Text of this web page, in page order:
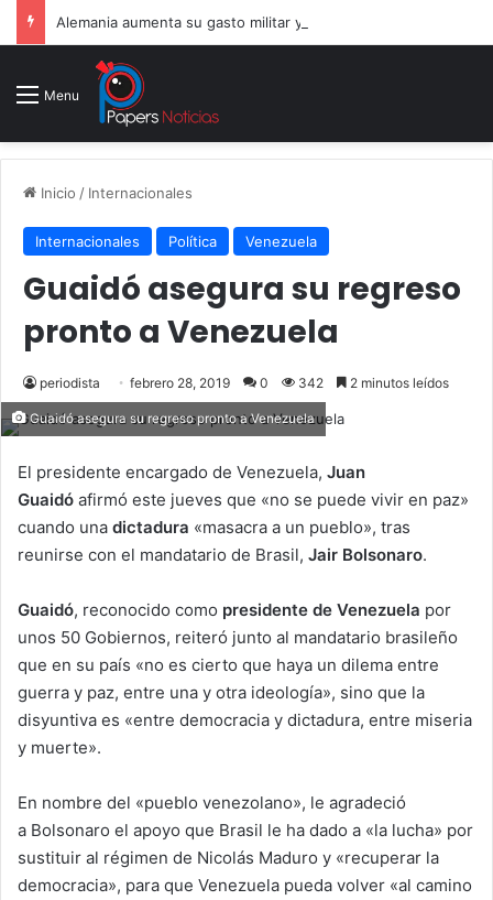
Menu
Inicio / Internacionales
Internacionales Política Venezuela
Guaidó asegura su regreso
pronto a Venezuela
periodista febrero 28, 2019 0 342 2 minutos leídos
Guaidó asegura su regreso pronto a Venezuela
El presidente encargado de Venezuela, Juan
Guaidó afirmó este jueves que «no se puede vivir en paz»
cuando una dictadura «masacra a un pueblo», tras
reunirse con el mandatario de Brasil, Jair Bolsonaro.
Guaidó, reconocido como presidente de Venezuela por
unos 50 Gobiernos, reiteró junto al mandatario brasileño
que en su país «no es cierto que haya un dilema entre
guerra y paz, entre una y otra ideología», sino que la
disyuntiva es «entre democracia y dictadura, entre miseria
y muerte».
En nombre del «pueblo venezolano», le agradeció
a Bolsonaro el apoyo que Brasil le ha dado a «la lucha» por
sustituir al régimen de Nicolás Maduro y «recuperar la
democracia», para que Venezuela pueda volver «al camino